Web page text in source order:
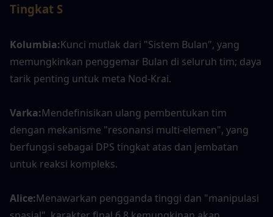
Tingkat S
Kolumbia:Kunci mutlak dari "Sistem Bulan", yang
memungkinkan penggemar Bulan di seluruh tim; daya
tarik penting untuk meta Nod-Krai.
Varka:Mendefinisikan ulang pembentukan tim
dengan mekanisme "resonansi multi-elemen", yang
berfungsi sebagai DPS tingkat atas dan jembatan
untuk reaksi kompleks.
Alice:Menawarkan pengganda tinggi dan "manipulasi